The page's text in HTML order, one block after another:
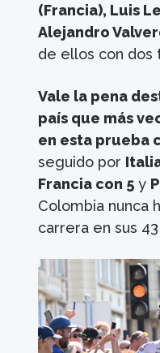
(Francia), Luis
Alejandro
de ellos con dos
Vale la pena
país que más
en esta prueba
seguido por
Francia con 5 y
Colombia nunca
carrera en sus